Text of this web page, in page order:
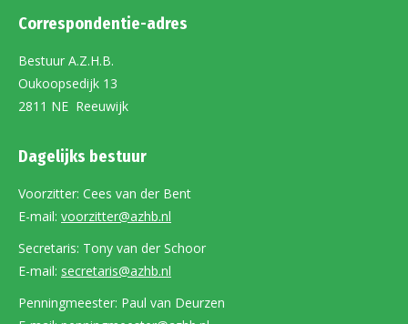
Correspondentie-adres
Bestuur A.Z.H.B.
Oukoopsedijk 13
2811 NE Reeuwijk
Dagelijks bestuur
Voorzitter: Cees van der Bent
E-mail: voorzitter@azhb.nl
Secretaris: Tony van der Schoor
E-mail: secretaris@azhb.nl
Penningmeester: Paul van Deurzen